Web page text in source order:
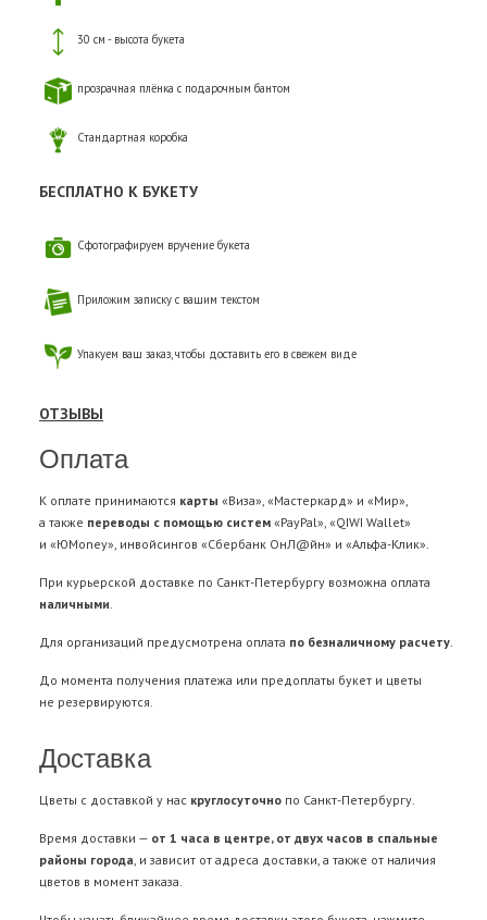
30 см - высота букета
прозрачная плёнка с подарочным бантом
Стандартная коробка
БЕСПЛАТНО К БУКЕТУ
Сфотографируем вручение букета
Приложим записку с вашим текстом
Упакуем ваш заказ, чтобы доставить его в свежем виде
ОТЗЫВЫ
Оплата
К оплате принимаются карты «Виза», «Мастеркард» и «Мир»,
а также переводы с помощью систем «PayPal», «QIWI Wallet»
и «ЮMoney», инвойсингов «Сбербанк ОнЛ@йн» и «Альфа-Клик».
При курьерской доставке по Санкт-Петербургу возможна оплата
наличными.
Для организаций предусмотрена оплата по безналичному расчету.
До момента получения платежа или предоплаты букет и цветы
не резервируются.
Доставка
Цветы с доставкой у нас круглосуточно по Санкт-Петербургу.
Время доставки — от 1 часа в центре, от двух часов в спальные
районы города, и зависит от адреса доставки, а также от наличия
цветов в момент заказа.